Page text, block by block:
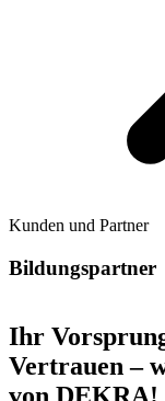
Kunden und Partner
Bildungspartner
Ihr
Vertrauen –